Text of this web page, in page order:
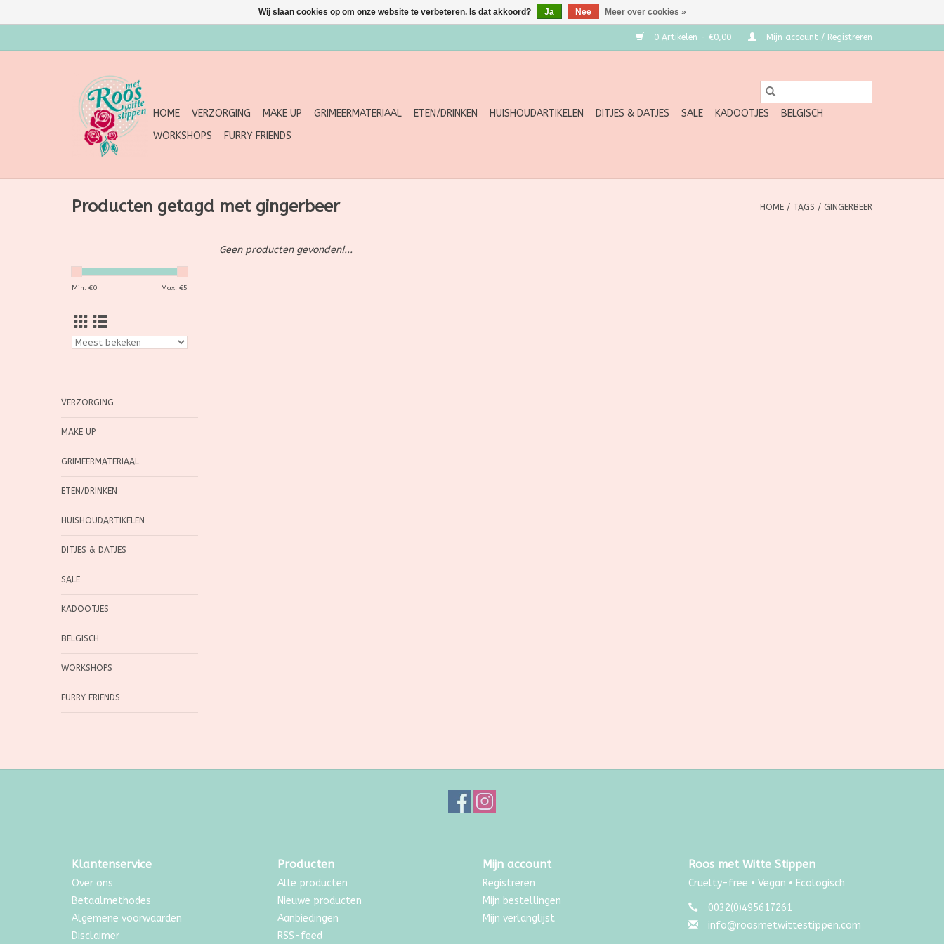
0 Artikelen - €0,00 Mijn account / Registreren
HOME VERZORGING MAKE UP GRIMEERMATERIAAL ETEN/DRINKEN HUISHOUDARTIKELEN DITJES & DATJES SALE KADOOTJES
BELGISCH
WORKSHOPS
FURRY FRIENDS
Producten getagd met gingerbeer HOME / TAGS / GINGERBEER
Min: €0 Max: €5
VERZORGING
MAKE UP
GRIMEERMATERIAAL
ETEN/DRINKEN
HUISHOUDARTIKELEN
DITJES & DATJES
SALE
KADOOTJES
BELGISCH
WORKSHOPS
FURRY FRIENDS
Geen producten gevonden!...
Klantenservice
Over ons
Betaalmethodes
Algemene voorwaarden
Disclaimer
Producten
Alle producten
Nieuwe producten
Aanbiedingen
RSS-feed
Mijn account
Registreren
Mijn bestellingen
Mijn verlanglijst
Roos met Witte Stippen
Cruelty-free • Vegan • Ecologisch
0032(0)495617261
info@roosmetwittestippen.com
Wij slaan cookies op om onze website te verbeteren. Is dat akkoord? Ja Nee Meer over cookies »